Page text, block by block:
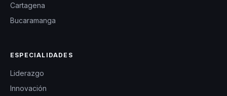
Cartagena
Bucaramanga
ESPECIALIDADES
Liderazgo
Innovación